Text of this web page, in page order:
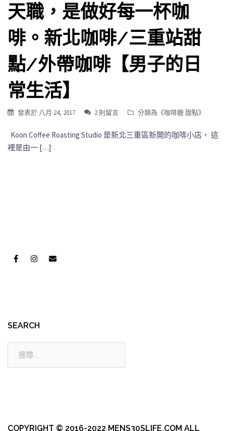
天職，是做好每一杯咖
啡。新北咖啡/三重站甜
點/外帶咖啡【男子的日
常生活】
發表於 八月 24, 2017 2 則留言 分類為《咖啡廳 甜點》
Koon Coffee Roasting Studio 是新北三重區新開的咖啡小店， 這
裡是由一 […]
SEARCH
COPYRIGHT © 2016-2022 MENS30SLIFE.COM ALL